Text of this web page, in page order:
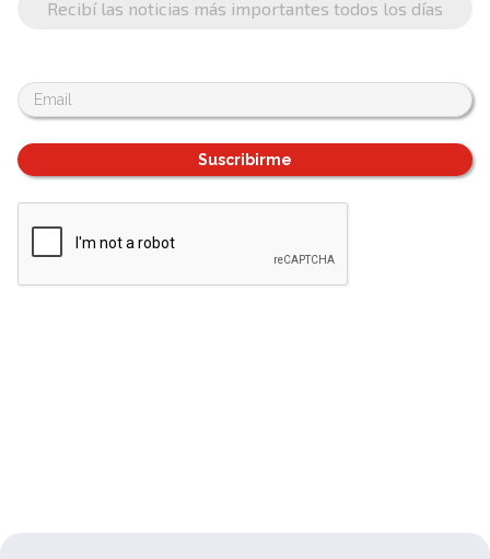
Recibí las noticias más importantes todos los días
Suscribirme